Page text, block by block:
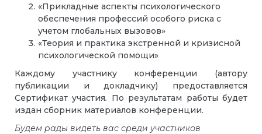
«Прикладные аспекты психологического
обеспечения профессий особого риска с
учетом глобальных вызовов»
«Теория и практика экстренной и кризисной
психологической помощи»
Каждому участнику конференции (автору
публикации и докладчику) предоставляется
Сертификат участия. По результатам работы будет
издан сборник материалов конференции.
Будем рады видеть вас среди участников